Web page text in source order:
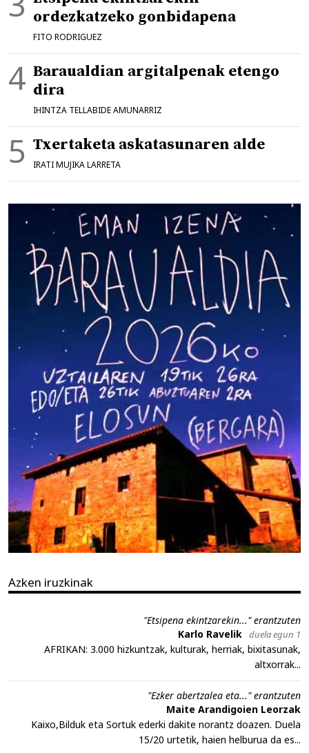
ordezkatzeko gonbidapena
FITO RODRIGUEZ
Baraualdian argitalpenak etengo
dira
IHINTZA TELLABIDE AMUNARRIZ
Txertaketa askatasunaren alde
IRATI MUJIKA LARRETA
Azken iruzkinak
"Etsipena ekintzarekin..." erantzuten
Karlo Ravelik duela egun 1
AFRIKAN: 3.000 hizkuntzak, kulturak, herriak, bixitasunak,
altxorrak...
"Ezker abertzalea eta..." erantzuten
Maite Arandigoien Leorzak
Kaixo,Bilduk eta Sortuk ederki dakite norantz doazen. Duela
15/20 urtetik, haien helburua da es...